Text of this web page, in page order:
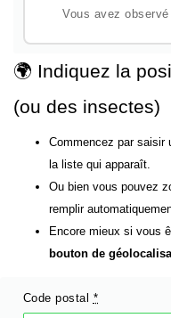
Vous avez
🌍 Indiquez la
(ou des insectes)
Commencez par saisir
la liste qui apparaît.
Ou bien vous pouvez
remplir
Encore mieux si vous
bouton de
Code postal *